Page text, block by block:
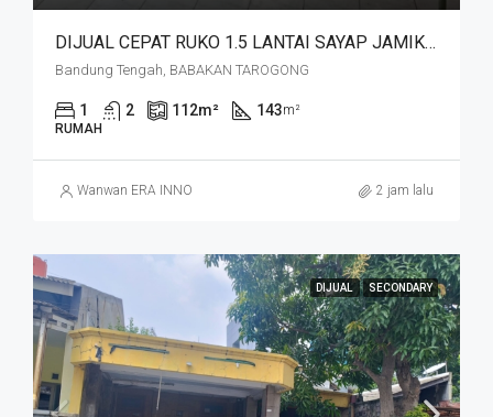
DIJUAL CEPAT RUKO 1.5 LANTAI SAYAP JAMIKA MASUK HNYA 30 MTR DR JALAN MAIN ROAD JAMIKA HARGA MURAHHH. JL BABAKAN TAROGONG
Bandung Tengah, BABAKAN TAROGONG
1 2 112m² 143m²
RUMAH
Wanwan ERA INNO 2 jam lalu
DIJUAL SECONDARY